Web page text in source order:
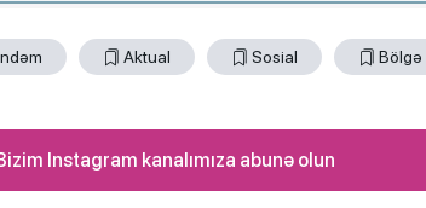
Aktual Sosial Bölgə
Instagram kanalımıza abunə olun